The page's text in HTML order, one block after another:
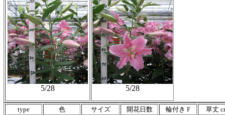
5/28 5/28
type 色 サイズ 開花日数 輪付き F
草丈